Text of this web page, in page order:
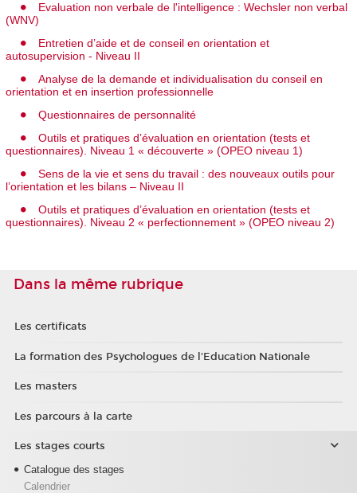
Evaluation non verbale de l'intelligence : Wechsler non verbal
(WNV)
Entretien d’aide et de conseil en orientation et
autosupervision - Niveau II
Analyse de la demande et individualisation du conseil en
orientation et en insertion professionnelle
Questionnaires de personnalité
Outils et pratiques d’évaluation en orientation (tests et
questionnaires). Niveau 1 « découverte » (OPEO niveau 1)
Sens de la vie et sens du travail : des nouveaux outils pour
l’orientation et les bilans – Niveau II
Outils et pratiques d’évaluation en orientation (tests et
questionnaires). Niveau 2 « perfectionnement » (OPEO niveau 2)
Dans la même rubrique
Les certificats
La formation des Psychologues de l'Education Nationale
Les masters
Les parcours à la carte
Les stages courts
Catalogue des stages
Calendrier